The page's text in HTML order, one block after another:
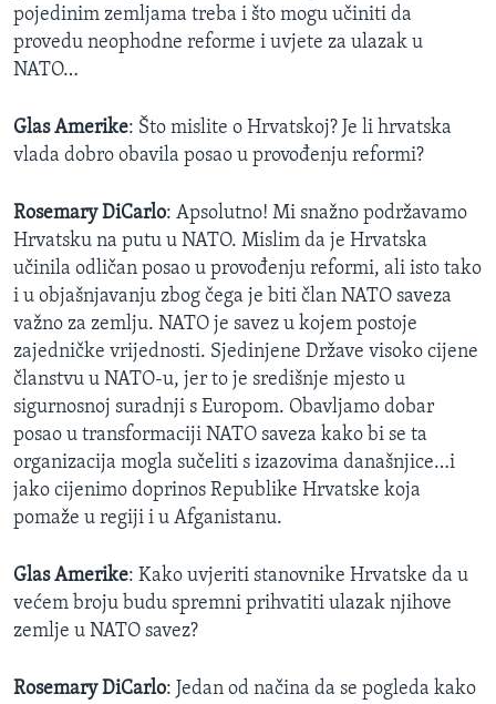
pojedinim zemljama treba i što mogu učiniti da
provedu neophodne reforme i uvjete za ulazak u
NATO…
Glas Amerike: Što mislite o Hrvatskoj? Je li hrvatska
vlada dobro obavila posao u provođenju reformi?
Rosemary DiCarlo: Apsolutno! Mi snažno podržavamo
Hrvatsku na putu u NATO. Mislim da je Hrvatska
učinila odličan posao u provođenju reformi, ali isto tako
i u objašnjavanju zbog čega je biti član NATO saveza
važno za zemlju. NATO je savez u kojem postoje
zajedničke vrijednosti. Sjedinjene Države visoko cijene
članstvu u NATO-u, jer to je središnje mjesto u
sigurnosnoj suradnji s Europom. Obavljamo dobar
posao u transformaciji NATO saveza kako bi se ta
organizacija mogla sučeliti s izazovima današnjice…i
jako cijenimo doprinos Republike Hrvatske koja
pomaže u regiji i u Afganistanu.
Glas Amerike: Kako uvjeriti stanovnike Hrvatske da u
većem broju budu spremni prihvatiti ulazak njihove
zemlje u NATO savez?
Rosemary DiCarlo: Jedan od načina da se pogleda kako